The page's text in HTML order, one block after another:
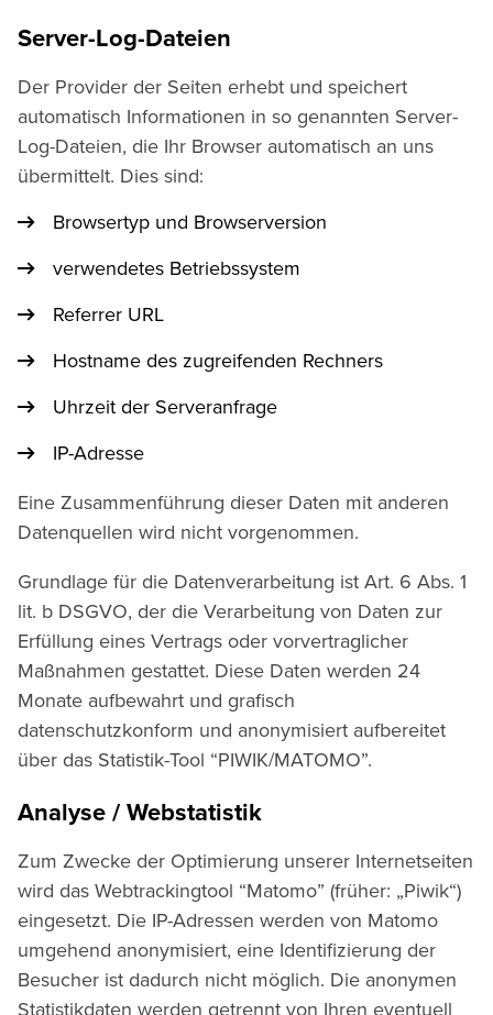
Server-Log-Dateien
Der Provider der Seiten erhebt und speichert
automatisch Informationen in so genannten Server-
Log-Dateien, die Ihr Browser automatisch an uns
übermittelt. Dies sind:
Browsertyp und Browserversion
verwendetes Betriebssystem
Referrer URL
Hostname des zugreifenden Rechners
Uhrzeit der Serveranfrage
IP-Adresse
Eine Zusammenführung dieser Daten mit anderen
Datenquellen wird nicht vorgenommen.
Grundlage für die Datenverarbeitung ist Art. 6 Abs. 1
lit. b DSGVO, der die Verarbeitung von Daten zur
Erfüllung eines Vertrags oder vorvertraglicher
Maßnahmen gestattet. Diese Daten werden 24
Monate aufbewahrt und grafisch
datenschutzkonform und anonymisiert aufbereitet
über das Statistik-Tool “PIWIK/MATOMO”.
Analyse / Webstatistik
Zum Zwecke der Optimierung unserer Internetseiten
wird das Webtrackingtool “Matomo” (früher: „Piwik“)
eingesetzt. Die IP-Adressen werden von Matomo
umgehend anonymisiert, eine Identifizierung der
Besucher ist dadurch nicht möglich. Die anonymen
Statistikdaten werden getrennt von Ihren eventuell